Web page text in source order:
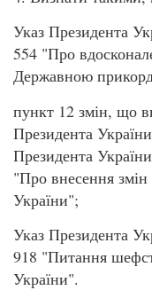
Указ Президента
554 "Про
Державною
пункт 12 змін, що
Президента
Президента
"Про внесення змін
України";
Указ Президента
918 "Питання
України".